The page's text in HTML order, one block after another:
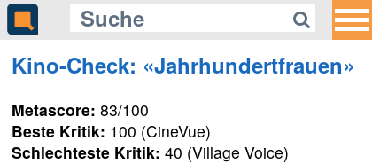
Kino-Check: «Jahrhundertfrauen»
Metascore: 83/100
Beste Kritik: 100 (CineVue)
Schlechteste Kritik: 40 (Village Voice)